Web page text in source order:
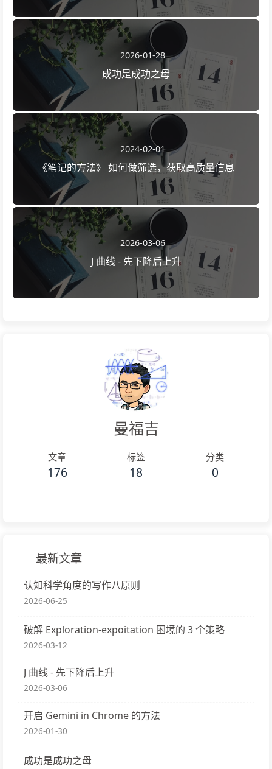
2026-01-28
成功是成功之母
2024-02-01
《笔记的方法》 如何做筛选，获取高质量信息
2026-03-06
J 曲线 - 先下降后上升
曼福吉
文章
176
标签
18
分类
0
最新文章
认知科学角度的写作八原则
2026-06-25
破解 Exploration-expoitation 困境的 3 个策略
2026-03-12
J 曲线 - 先下降后上升
2026-03-06
开启 Gemini in Chrome 的方法
2026-01-30
成功是成功之母